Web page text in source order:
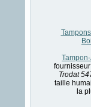
Trodat
taille
la